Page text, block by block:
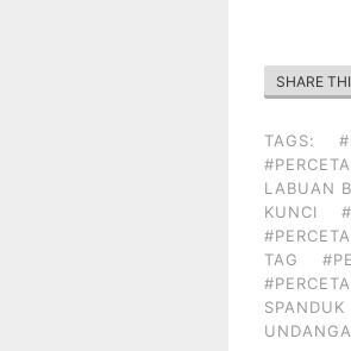
SHARE
TAGS:
LABUAN
KUNCI
TAG
SPANDUK